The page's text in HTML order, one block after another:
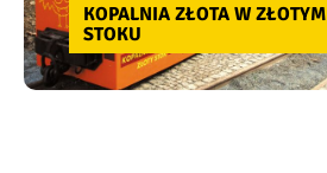
KOPALNIA ZŁOTA W ZŁOTYM
STOKU